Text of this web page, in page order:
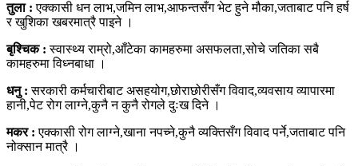
तुला : एक्कासी धन लाभ,जमिन लाभ,आफन्तसँग भेट हुने मौका,जताबाट पनि हर्ष
र खुशिका खबरमात्रै पाइने ।
बृश्चिक :स्वास्थ्य राम्रो,आँटेका कामहरुमा असफलता,सोचे जतिका सबै
कामहरुमा विध्नबाधा ।
धनु : सरकारी कर्मचारीबाट असहयोग,छोराछोरीसँग विवाद,व्यवसाय व्यापारमा
हानी,पेट रोग लाग्ने,कुनै न कुनै रोगले दुःख दिने ।
मकर : एक्कासी रोग लाग्ने,खाना नपच्ने,कुनै व्यक्तिसँग विवाद पर्ने,जताबाट पनि
नोक्सान मात्रै ।